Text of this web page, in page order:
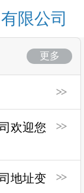
限公司
更多
欢迎您
地址变